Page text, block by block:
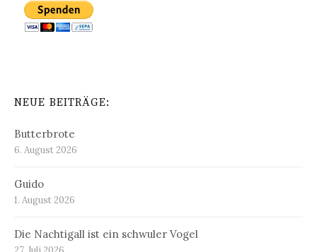
NEUE BEITRÄGE:
Butterbrote
6. August 2026
Guido
1. August 2026
Die Nachtigall ist ein schwuler Vogel